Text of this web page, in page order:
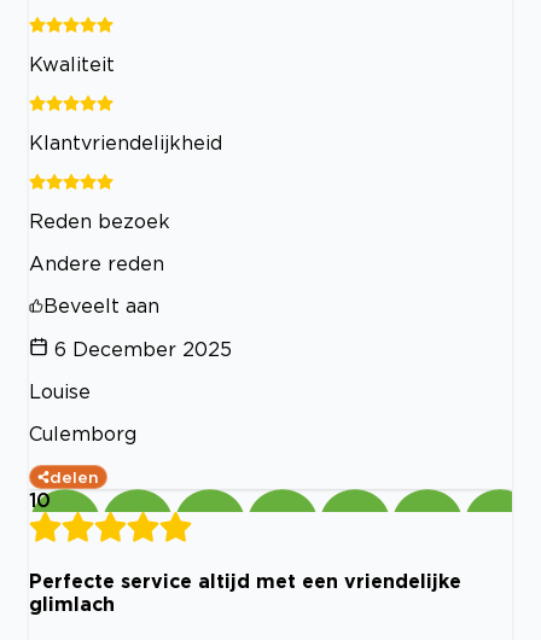
Kwaliteit
Klantvriendelijkheid
Reden bezoek
Andere reden
Beveelt aan
6 December 2025
Louise
Culemborg
delen
10
Perfecte service altijd met een vriendelijke
glimlach